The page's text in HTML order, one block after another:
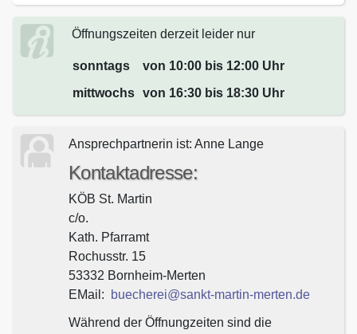
Öffnungszeiten derzeit leider nur
sonntags
von 10:00 bis 12:00 Uhr
mittwochs von 16:30 bis 18:30 Uhr
Ansprechpartnerin ist: Anne Lange
Kontaktadresse:
KÖB St. Martin
c/o.
Kath. Pfarramt
Rochusstr. 15
53332 Bornheim-Merten
EMail:
buecherei@sankt-martin-merten.de
Während der Öffnungzeiten sind die